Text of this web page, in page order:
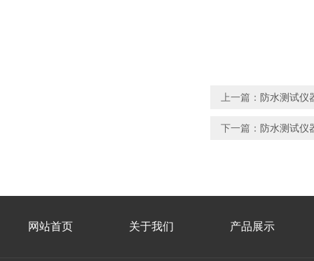
上一篇： 防水测试仪
下一篇： 防水测试仪
网站首页 关于我们 产品展示